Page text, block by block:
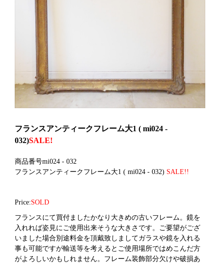
フランスアンティークフレーム大1 ( mi024 -
032)SALE!
商品番号mi024 - 032
フランスアンティークフレーム大1 ( mi024 - 032) SALE!!
Price:SOLD
フランスにて買付ましたかなり大きめの古いフレーム。鏡を
入れれば姿見にご使用出来そうな大きさです。ご要望がござ
いました場合別途料金を頂戴致しましてガラスや鏡を入れる
事も可能ですが輸送等を考えるとご使用場所ではめこんだ方
がよろしいかもしれません。フレーム装飾部分欠けや破損あ